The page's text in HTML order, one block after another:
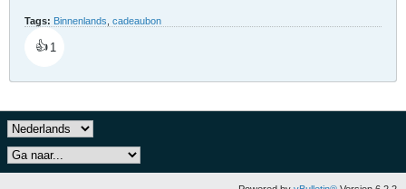
Tags: Binnenlands cadeaubon
👍 1